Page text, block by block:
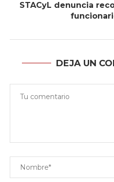
STACyL denuncia
DEJA UN